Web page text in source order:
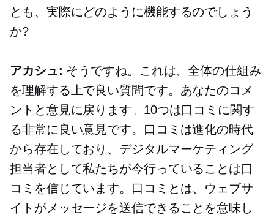
とも、実際にどのように機能するのでしょう
か?
アカシュ: そうですね。これは、全体の仕組み
を理解する上で良い質問です。あなたのコメ
ントと意見に戻ります。10つは口コミに関す
る非常に良い意見です。口コミは進化の時代
から存在しており、デジタルマーケティング
担当者として私たちが今行っていることは口
コミを信じています。口コミとは、ウェブサ
イトがメッセージを送信できることを意味し